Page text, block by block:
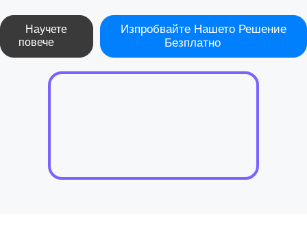
Научете
повече
Изпробвайте Нашето Решение
Безплатно